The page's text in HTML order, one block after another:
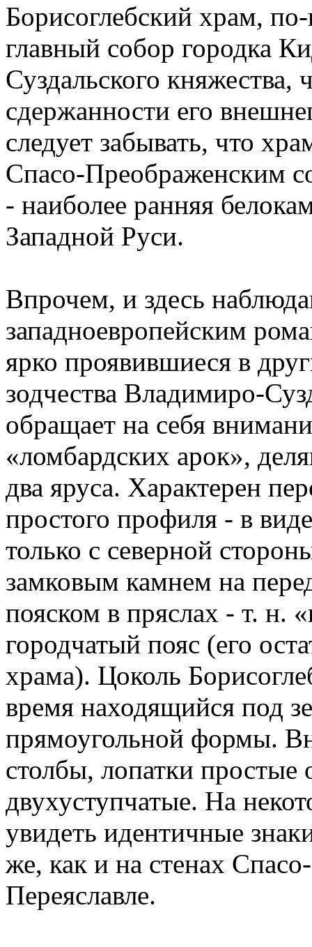
Борисоглебский храм,
главный собор городка
Суздальского княжества,
сдержанности его
следует забывать, что
Спасо-Преображенским
- наиболее ранняя
Западной Руси.
Впрочем, и здесь
западноевропейским
ярко проявившиеся в
зодчества Владимиро-
обращает на себя
«ломбардских арок»,
два яруса. Характерен
простого профиля - в
только с северной
замковым камнем на
пояском в пряслах - т. н.
городчатый пояс (его
храма). Цоколь
время находящийся под
прямоугольной формы.
столбы, лопатки
двухуступчатые. На
увидеть идентичные
же, как и на стенах
Переяславле.